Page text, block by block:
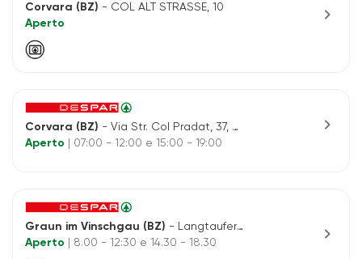
Corvara (BZ) - COL ALT STRASSE, 10
Aperto
chevron_right
Corvara (BZ) - Via Str. Col Pradat, 37, Fraktion Kolfuschg
Aperto
| 07:00 - 12:00 e 15:00 - 19:00
chevron_right
Graun im Vinschgau (BZ) - Langtaufererstrasse n.2
Aperto
| 8.00 - 12:30 e 14.30 - 18.30 chevron_right